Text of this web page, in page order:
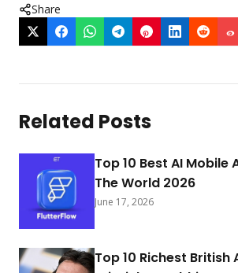
Share
Related Posts
Top 10 Best AI Mobile
The World 2026
June 17, 2026
Top 10 Richest British